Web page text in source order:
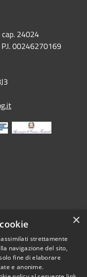
cap. 24024
00246270169
• Powered by
•Accesso
redazione
×
strettamente
navigazione del sito,
fine di elaborare
e anonime.